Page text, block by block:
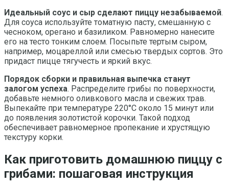
Идеальный соус и сыр сделают пиццу незабываемой.
Для соуса используйте томатную пасту, смешанную с
чесноком, орегано и базиликом. Равномерно нанесите
его на тесто тонким слоем. Посыпьте тертым сыром,
например, моцареллой или смесью твердых сортов. Это
придаст пицце тягучесть и яркий вкус.
Порядок сборки и правильная выпечка станут
залогом успеха. Распределите грибы по поверхности,
добавьте немного оливкового масла и свежих трав.
Выпекайте при температуре 220°C около 15 минут или
до появления золотистой корочки. Такой подход
обеспечивает равномерное пропекание и хрустящую
текстуру корки.
Как приготовить домашнюю пиццу с
грибами: пошаговая инструкция